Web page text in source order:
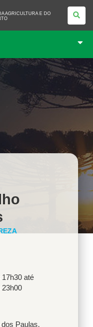
AGRICULTURA E DO
17h30 até
23h00
Paulas,